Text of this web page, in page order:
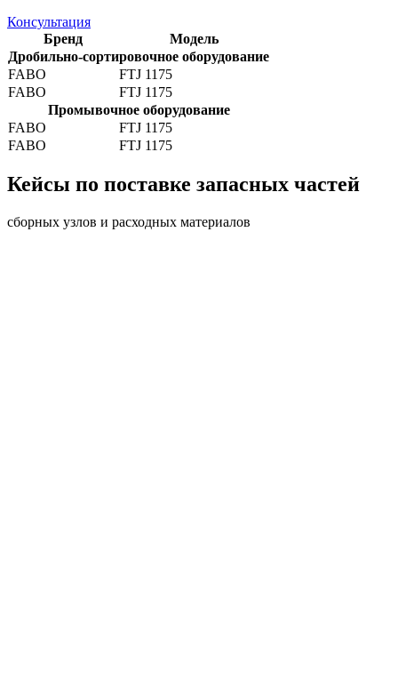
Консультация
Бренд
Модель
Дробильно-сортировочное оборудование
FABO
FTJ 1175
FABO
FTJ 1175
Промывочное оборудование
FABO
FTJ 1175
FABO
FTJ 1175
Кейсы по поставке запасных частей
сборных узлов и расходных материалов